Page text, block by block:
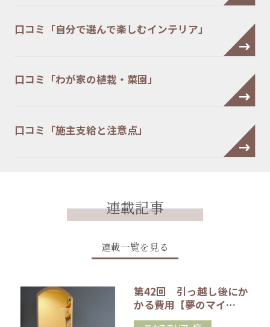
口コミ「自分で選んで楽しむインテリア」
口コミ「わが家の植栽・菜園」
口コミ「施主支給と注意点」
連載記事
連載一覧を見る
第42回 引っ越し後にか
かる費用【夢のマイ…